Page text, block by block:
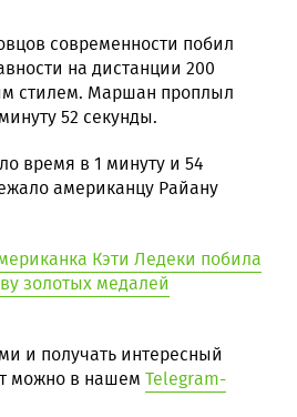
современности побил
на дистанции 200
стилем. Маршан проплыл
52 секунды.
время в 1 минуту и 54
американцу Райану
Кэти Ледеки побила
золотых медалей
и получать интересный
можно в нашем Telegram-